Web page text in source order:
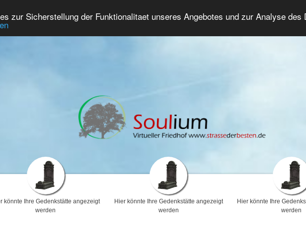
zur Sicherstellung der Funktionalitaet unseres Angebotes und zur Analyse
Gedenken Trauerforum Erweiterte Suche
könnte Ihre Gedenkstätte angezeigt
werden
Hier könnte Ihre Gedenkstätte angezeigt
werden
Hier könnte Ihre
werden